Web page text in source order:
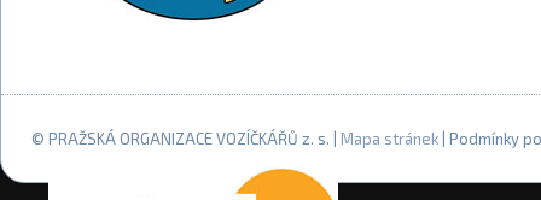
© PRAŽSKÁ ORGANIZACE VOZÍČKÁŘŮ z. s. | Mapa stránek | Podmínky